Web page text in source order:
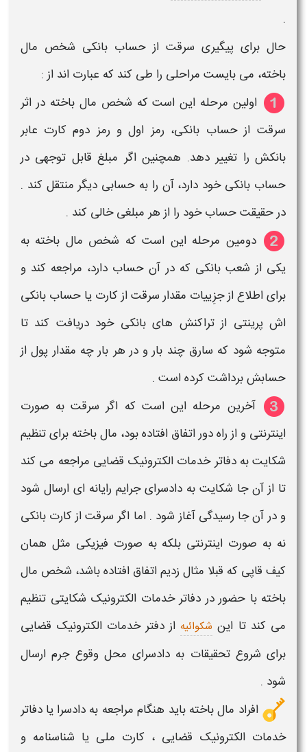
.
حال برای پیگیری سرقت از حساب بانکی شخص مال
باخته، می بایست مراحلی را طی کند که عبارت اند از :
اولین مرحله این است که شخص مال باخته در اثر
سرقت از حساب بانکی، رمز اول و رمز دوم کارت عابر
بانکش را تغییر دهد. همچنین اگر مبلغ قابل توجهی در
حساب بانکی خود دارد، آن را به حسابی دیگر منتقل کند .
در حقیقتحسابخود را از هر مبلغی خالی کند .
دومین مرحله این است که شخص مال باخته به
یکی از شعب بانکی که در آن حساب دارد، مراجعه کند و
برای اطلاع از جزِيیات مقدار سرقتاز کارت یا حساب بانکی
اش پرینتی از تراکنش های بانکی خود دریافت کند تا
متوجه شود که سارق چند بار و در هر بار چه مقدار پول از
حسابشبرداشت کرده است .
آخرین مرحله این است که اگر سرقت به صورت
اینترنتی و از راه دور اتفاق افتاده بود، مال باخته برای تنظیم
شکایت به دفاتر خدمات الکترونیک قضایی مراجعه می کند
تا از آن جا شکایت به دادسرای جرایم رایانه ای ارسال شود
و در آن جا رسیدگی آغاز شود . اما اگر سرقتاز کارت بانکی
نه به صورت اینترنتی بلکه به صورت فیزیکی مثل همان
کیف قاپی که قبلا مثال زدیم اتفاق افتاده باشد، شخص مال
باخته با حضور در دفاتر خدمات الکترونیک شکایتی تنظیم
می کند تا این شکوائیه از دفتر خدمات الکترونیک قضایی
برای شروع تحقیقات به دادسرای محل وقوع جرم ارسال
شود .
افراد مال باخته باید هنگام مراجعه به دادسرا یا دفاتر
خدمات الکترونیک قضایی ، کارت ملی یا شناسنامه و